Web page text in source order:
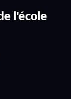
l'école